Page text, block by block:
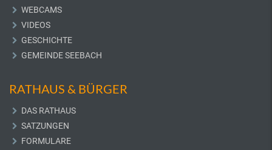
WEBCAMS
VIDEOS
GESCHICHTE
GEMEINDE SEEBACH
RATHAUS & BÜRGER
DAS RATHAUS
SATZUNGEN
FORMULARE